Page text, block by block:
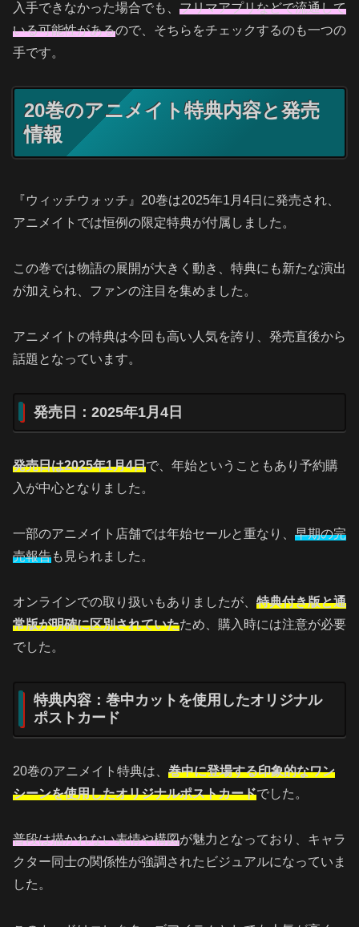
入手できなかった場合でも、 フリマアプリなどで流通して
いる可能性があるので、そちらをチェックするのも一つの
手です。
20巻のアニメイト特典内容と発売
情報
『ウィッチウォッチ』20巻は2025年1月4日に発売され、
アニメイトでは恒例の限定特典が付属しました。
この巻では物語の展開が大きく動き、特典にも新たな演出
が加えられ、ファンの注目を集めました。
アニメイトの特典は今回も高い人気を誇り、発売直後から
話題となっています。
発売日：2025年1月4日
発売日は2025年1月4日で、年始ということもあり予約購
入が中心となりました。
一部のアニメイト店舗では年始セールと重なり、 早期の完
売報告も見られました。
オンラインでの取り扱いもありましたが、 特典付き版と通
常版が明確に区別されていたため、購入時には注意が必要
でした。
特典内容：巻中カットを使用したオリジナル
ポストカード
20巻のアニメイト特典は、 巻中に登場する印象的なワン
シーンを使用したオリジナルポストカードでした。
普段は描かれない表情や構図が魅力となっており、キャラ
クター同士の関係性が強調されたビジュアルになっていま
した。